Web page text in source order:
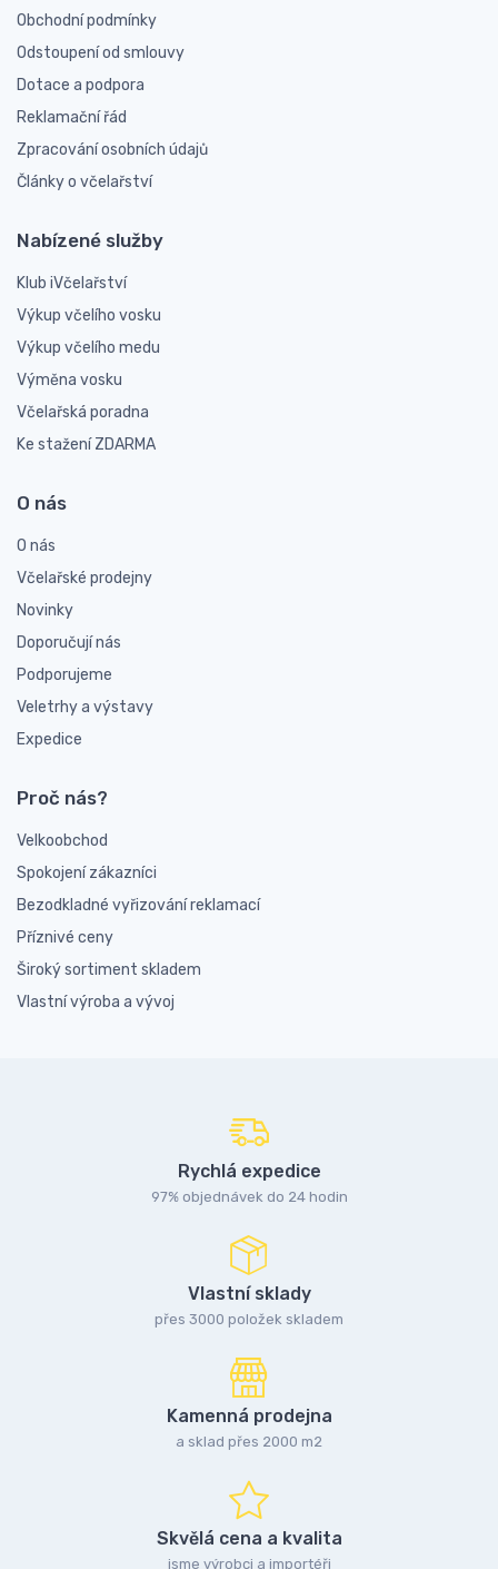
Obchodní podmínky
Odstoupení od smlouvy
Dotace a podpora
Reklamační řád
Zpracování osobních údajů
Články o včelařství
Nabízené služby
Klub iVčelařství
Výkup včelího vosku
Výkup včelího medu
Výměna vosku
Včelařská poradna
Ke stažení ZDARMA
O nás
O nás
Včelařské prodejny
Novinky
Doporučují nás
Podporujeme
Veletrhy a výstavy
Expedice
Proč nás?
Velkoobchod
Spokojení zákazníci
Bezodkladné vyřizování reklamací
Příznivé ceny
Široký sortiment skladem
Vlastní výroba a vývoj
Rychlá expedice
97% objednávek do 24 hodin
Vlastní sklady
přes 3000 položek skladem
Kamenná prodejna
a sklad přes 2000 m2
Skvělá cena a kvalita
jsme výrobci a importéři